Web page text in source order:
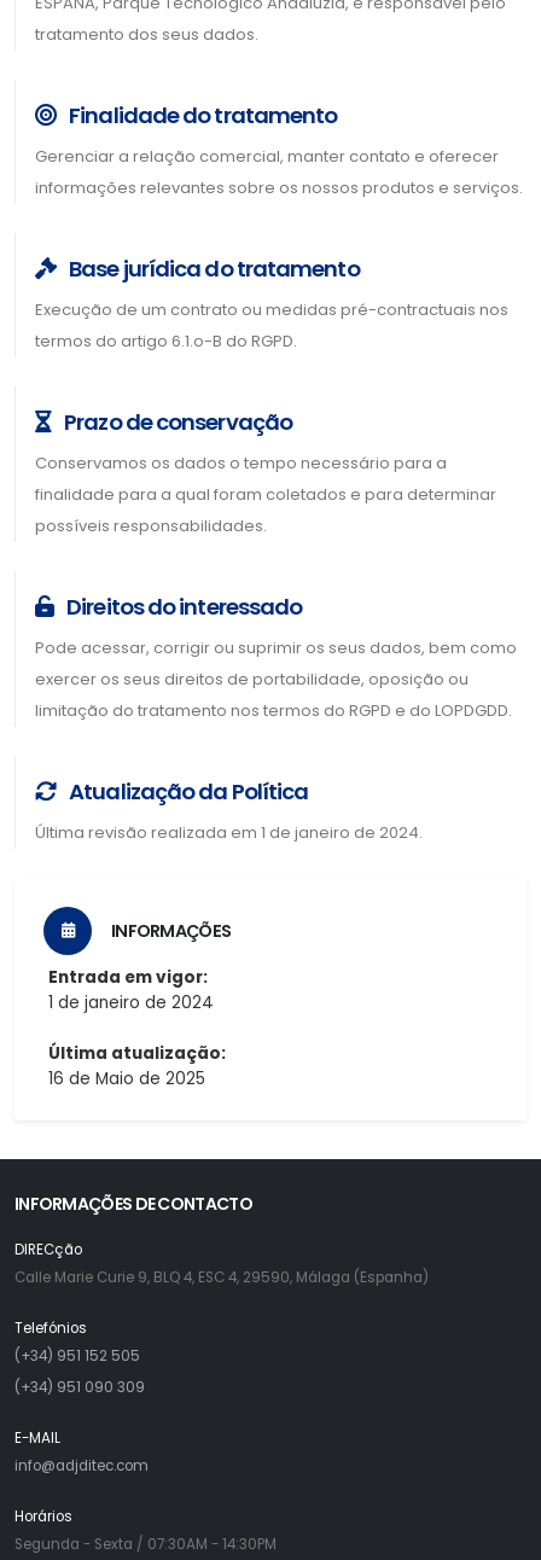
tratamento dos seus dados.
Finalidade do tratamento
Gerenciar a relação comercial, manter contato e oferecer
informações relevantes sobre os nossos produtos e serviços.
Base jurídica do tratamento
Execução de um contrato ou medidas pré-contractuais nos
termos do artigo 6.1.o-B do RGPD.
Prazo de conservação
Conservamos os dados o tempo necessário para a
finalidade para a qual foram coletados e para determinar
possíveis responsabilidades.
Direitos do interessado
Pode acessar, corrigir ou suprimir os seus dados, bem como
exercer os seus direitos de portabilidade, oposição ou
limitação do tratamento nos termos do RGPD e do LOPDGDD.
Atualização da Política
Última revisão realizada em 1 de janeiro de 2024.
INFORMAÇÕES
Entrada em vigor:
1 de janeiro de 2024
Última atualização:
16 de Maio de 2025
INFORMAÇÕES DE CONTACTO
DIRECção
Calle Marie Curie 9, BLQ 4, ESC 4, 29590, Málaga (Espanha)
Telefónios
(+34) 951 152 505
(+34) 951 090 309
E-MAIL
info@adjditec.com
Horários
Segunda - Sexta / 07:30AM - 14:30PM